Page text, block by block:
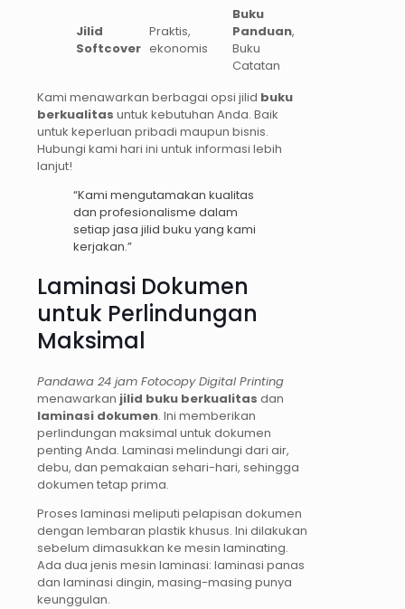
Jilid
Softcover
Praktis,
ekonomis
Buku
Panduan,
Buku
Catatan
Kami menawarkan berbagai opsi jilid buku
berkualitas untuk kebutuhan Anda. Baik
untuk keperluan pribadi maupun bisnis.
Hubungi kami hari ini untuk informasi lebih
lanjut!
“Kami mengutamakan kualitas
dan profesionalisme dalam
setiap jasa jilid buku yang kami
kerjakan.”
Laminasi Dokumen
untuk Perlindungan
Maksimal
Pandawa 24 jam Fotocopy Digital Printing
menawarkan jilid buku berkualitas dan
laminasi dokumen. Ini memberikan
perlindungan maksimal untuk dokumen
penting Anda. Laminasi melindungi dari air,
debu, dan pemakaian sehari-hari, sehingga
dokumen tetap prima.
Proses laminasi meliputi pelapisan dokumen
dengan lembaran plastik khusus. Ini dilakukan
sebelum dimasukkan ke mesin laminating.
Ada dua jenis mesin laminasi: laminasi panas
dan laminasi dingin, masing-masing punya
keunggulan.